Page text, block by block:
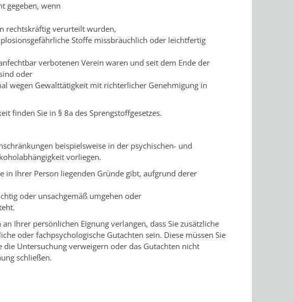
gegeben, wenn
rechtskräftig verurteilt wurden,
Stoffe missbräuchlich oder leichtfertig
verbotenen Verein waren und seit dem Ende der
oder
wegen Gewalttätigkeit mit richterlicher Genehmigung in
finden Sie in § 8a des Sprengstoffgesetzes.
beispielsweise in der psychischen- und
vorliegen.
in Ihrer Person liegenden Gründe gibt, aufgrund derer
oder unsachgemäß umgehen oder
Ihrer persönlichen Eignung verlangen, dass Sie zusätzliche
oder fachpsychologische Gutachten sein. Diese müssen Sie
die Untersuchung verweigern oder das Gutachten nicht
schließen.